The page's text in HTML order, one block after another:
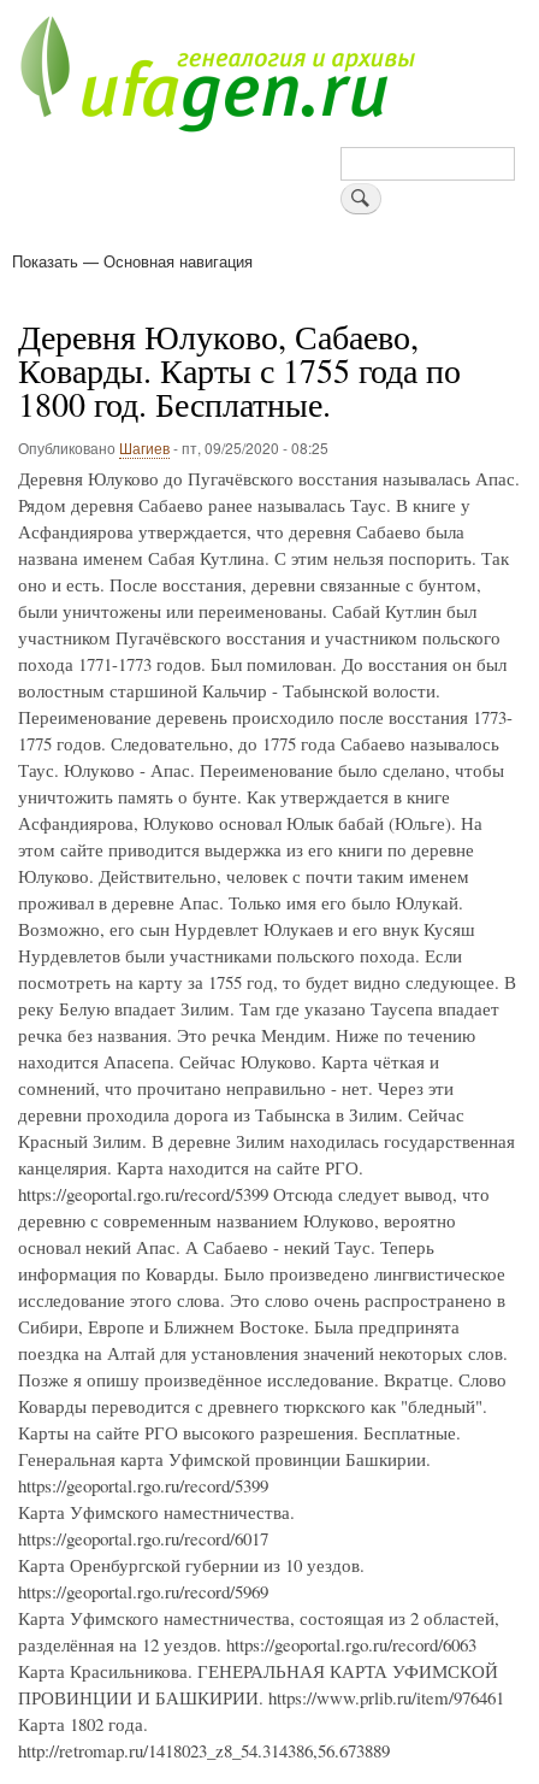
основному
содержанию
Поиск
Основная
Показать — Основная навигация
Деревня Юлуково, Сабаево,
Коварды. Карты с 1755 года по
1800 год. Бесплатные.
Опубликовано Шагиев-пт, 09/25/2020 - 08:25
Деревня Юлуково до Пугачёвского восстания называлась Апас.
Рядом деревня Сабаево ранее называлась Таус. В книге у
Асфандиярова утверждается, что деревня Сабаево была
названа именем Сабая Кутлина. С этим нельзя поспорить. Так
оно и есть. После восстания, деревни связанные с бунтом,
были уничтожены или переименованы. Сабай Кутлин был
участником Пугачёвского восстания и участником польского
похода 1771-1773 годов. Был помилован. До восстания он был
волостным старшиной Кальчир - Табынской волости.
Переименование деревень происходило после восстания 1773-
1775 годов. Следовательно, до 1775 года Сабаево называлось
Таус. Юлуково - Апас. Переименование было сделано, чтобы
уничтожить память о бунте. Как утверждается в книге
Асфандиярова, Юлуково основал Юлык бабай (Юльге). На
этом сайте приводится выдержка из его книги по деревне
Юлуково. Действительно, человек с почти таким именем
проживал в деревне Апас. Только имя его было Юлукай.
Возможно, его сын Нурдевлет Юлукаев и его внук Кусяш
Нурдевлетов были участниками польского похода. Если
посмотреть на карту за 1755 год, то будет видно следующее. В
реку Белую впадает Зилим. Там где указано Таусепа впадает
речка без названия. Это речка Мендим. Ниже по течению
находится Апасепа. Сейчас Юлуково. Карта чёткая и
сомнений, что прочитано неправильно - нет. Через эти
деревни проходила дорога из Табынска в Зилим. Сейчас
Красный Зилим. В деревне Зилим находилась государственная
канцелярия. Карта находится на сайте РГО.
https://geoportal.rgo.ru/record/5399 Отсюда следует вывод, что
деревню с современным названием Юлуково, вероятно
основал некий Апас. А Сабаево - некий Таус. Теперь
информация по Коварды. Было произведено лингвистическое
исследование этого слова. Это слово очень распространено в
Сибири, Европе и Ближнем Востоке. Была предпринята
поездка на Алтай для установления значений некоторых слов.
Позже я опишу произведённое исследование. Вкратце. Слово
Коварды переводится с древнего тюркского как "бледный".
Карты на сайте РГО высокого разрешения. Бесплатные.
Генеральная карта Уфимской провинции Башкирии.
https://geoportal.rgo.ru/record/5399
Карта Уфимского наместничества.
https://geoportal.rgo.ru/record/6017
Карта Оренбургской губернии из 10 уездов.
https://geoportal.rgo.ru/record/5969
Карта Уфимского наместничества, состоящая из 2 областей,
разделённая на 12 уездов. https://geoportal.rgo.ru/record/6063
Карта Красильникова. ГЕНЕРАЛЬНАЯ КАРТА УФИМСКОЙ
ПРОВИНЦИИ И БАШКИРИИ. https://www.prlib.ru/item/976461
Карта 1802 года.
http://retromap.ru/1418023_z8_54.314386,56.673889